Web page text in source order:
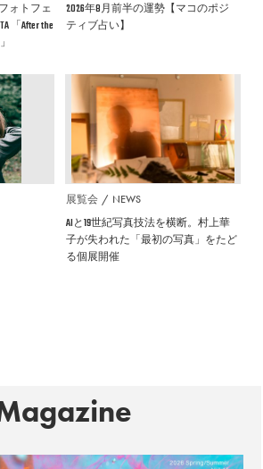
ォトフェ
「After the
2026年8月前半の運勢【マコのポジ
ティブ占い】
展覧会 NEWS
AIと19世紀写真技法を横断。村上華
子が失われた「最初の写真」をたど
る個展開催